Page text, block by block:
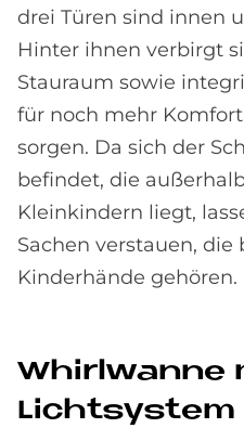
drei Türen sind innen
Hinter ihnen verbirgt
Stauraum sowie
für noch mehr
sorgen. Da sich der
befindet, die
Kleinkindern liegt,
Sachen verstauen, die
Kinderhände gehören.
Whirl­wan­ne
Licht­sy­stem